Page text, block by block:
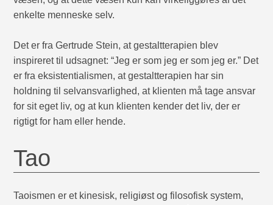
enkelte menneske selv.
Det er fra Gertrude Stein, at gestaltterapien blev
inspireret til udsagnet: “Jeg er som jeg er som jeg er.” Det
er fra eksistentialismen, at gestaltterapien har sin
holdning til selvansvarlighed, at klienten må tage ansvar
for sit eget liv, og at kun klienten kender det liv, der er
rigtigt for ham eller hende.
Tao
Taoismen er et kinesisk, religiøst og filosofisk system,